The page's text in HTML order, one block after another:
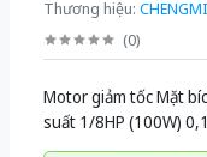
Thương hiệu:
(0)
Motor giảm tốc Mặt
suất 1/8HP (100W)